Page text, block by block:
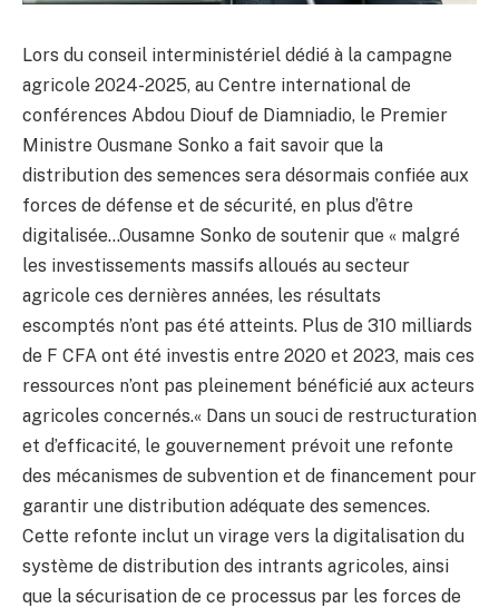
Lors du conseil interministériel dédié à la campagne
agricole 2024-2025, au Centre international de
conférences Abdou Diouf de Diamniadio, le Premier
Ministre Ousmane Sonko a fait savoir que la
distribution des semences sera désormais confiée aux
forces de défense et de sécurité, en plus d’être
digitalisée…Ousamne Sonko de soutenir que « malgré
les investissements massifs alloués au secteur
agricole ces dernières années, les résultats
escomptés n’ont pas été atteints. Plus de 310 milliards
de F CFA ont été investis entre 2020 et 2023, mais ces
ressources n’ont pas pleinement bénéficié aux acteurs
agricoles concernés.« Dans un souci de restructuration
et d’efficacité, le gouvernement prévoit une refonte
des mécanismes de subvention et de financement pour
garantir une distribution adéquate des semences.
Cette refonte inclut un virage vers la digitalisation du
système de distribution des intrants agricoles, ainsi
que la sécurisation de ce processus par les forces de